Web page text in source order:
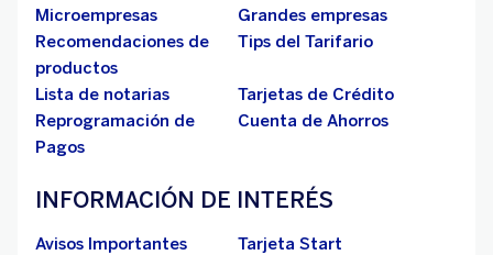
Microempresas
Grandes empresas
Recomendaciones de
productos
Tips del Tarifario
Lista de notarias
Tarjetas de Crédito
Reprogramación de
Pagos
Cuenta de Ahorros
INFORMACIÓN DE INTERÉS
Avisos Importantes
Tarjeta Start